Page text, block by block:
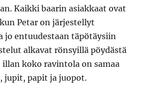
Kaikki baarin asiakkaat ovat
Petar on järjestellyt
jo entuudestaan täpötäysiin
alkavat rönsyillä pöydästä
illan koko ravintola on samaa
jupit, papit ja juopot.